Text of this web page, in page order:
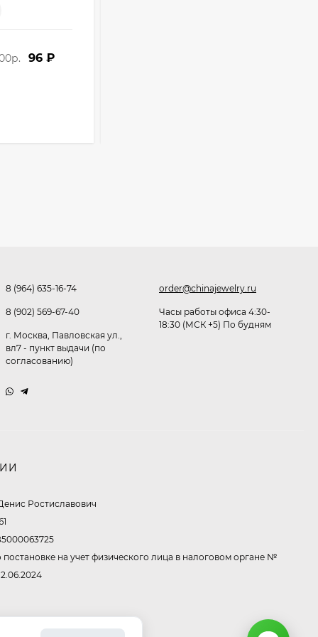
96 ₽
Очки P96397
369,10₽
8 (964) 635-16-74
8 (902) 569-67-40
г. Москва, Павловская ул.,
вл7 - пункт выдачи (по
согласованию)
order@chinajewelry.ru
Часы работы офиса 4:30-
18:30 (МСК +5) По будням
Ростиславович
на учет физического лица в налоговом органе №